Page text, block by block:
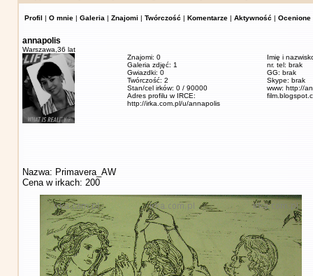
Profil | O mnie | Galeria | Znajomi | Twórczość | Komentarze | Aktywność | Ocenione
annapolis
Warszawa, 36 lat
Znajomi: 0
Galeria zdjęć: 1
Gwiazdki: 0
Twórczość: 2
Stan/cel irków: 0 / 90000
Adres profilu w IRCE:
http://irka.com.pl/u/annapolis
Imię i
nr. tel: brak
GG: brak
Skype: brak
www: http://
Nazwa: Primavera_AW
Cena w irkach: 200